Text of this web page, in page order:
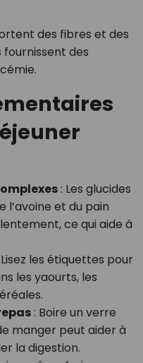
des fibres et des
des
: Les glucides
l’avoine et du pain
ce qui aide à
les étiquettes pour
les yaourts, les
: Boire un verre
manger peut aider à
la digestion.